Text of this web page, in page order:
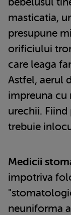
masticatia,
presupune
orificiului
care leaga
Astfel, aerul
impreuna cu
urechii.
trebuie
Medicii
impotriva
neuniforma